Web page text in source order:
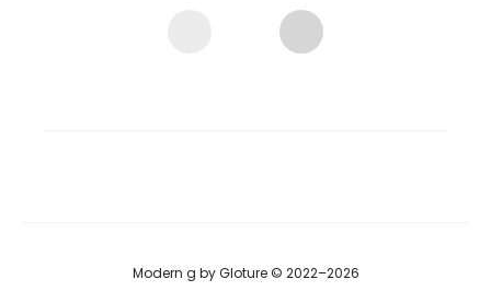
Modern g by Gloture © 2022–2026